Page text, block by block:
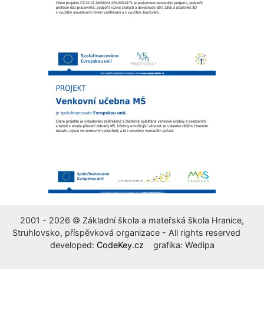
2001 - 2026 © Základní škola a mateřská škola Hranice,
Struhlovsko, příspěvková organizace - All rights reserved
developed: CodeKey.cz grafika: Wedipa